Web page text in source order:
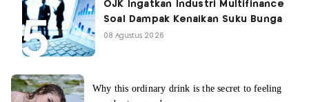
OJK Ingatkan Industri Multifinance
Soal Dampak Kenaikan Suku Bunga
08 Agustus 2026